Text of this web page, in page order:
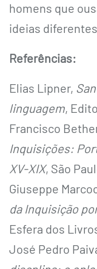
homens que
ideias
Referências:
Elias Lipner,
linguagem,
Francisco
Inquisições:
XV-XIX, São
Giuseppe
da Inquisição
Esfera dos
José Pedro